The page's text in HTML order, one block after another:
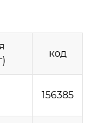
код
156385